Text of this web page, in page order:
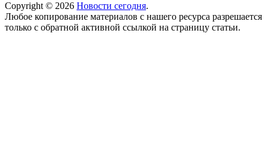
Copyright © 2026 Новости сегодня.
Любое копирование материалов с нашего ресурса разрешается
только с обратной активной ссылкой на страницу статьи.